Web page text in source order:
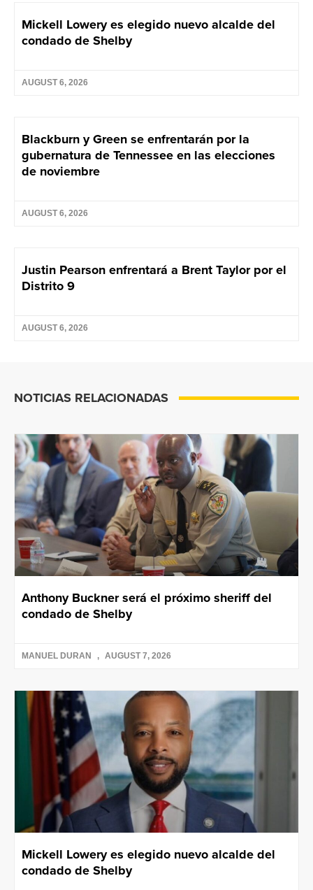
Mickell Lowery es elegido nuevo alcalde del
condado de Shelby
AUGUST 6, 2026
Blackburn y Green se enfrentarán por la
gubernatura de Tennessee en las elecciones
de noviembre
AUGUST 6, 2026
Justin Pearson enfrentará a Brent Taylor por el
Distrito 9
AUGUST 6, 2026
NOTICIAS RELACIONADAS
Anthony Buckner será el próximo sheriff del
condado de Shelby
MANUEL DURAN AUGUST 7, 2026
Mickell Lowery es elegido nuevo alcalde del
condado de Shelby